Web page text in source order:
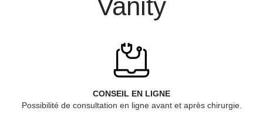
Vanity
CONSEIL EN LIGNE
Possibilité de consultation en ligne avant et après chirurgie.